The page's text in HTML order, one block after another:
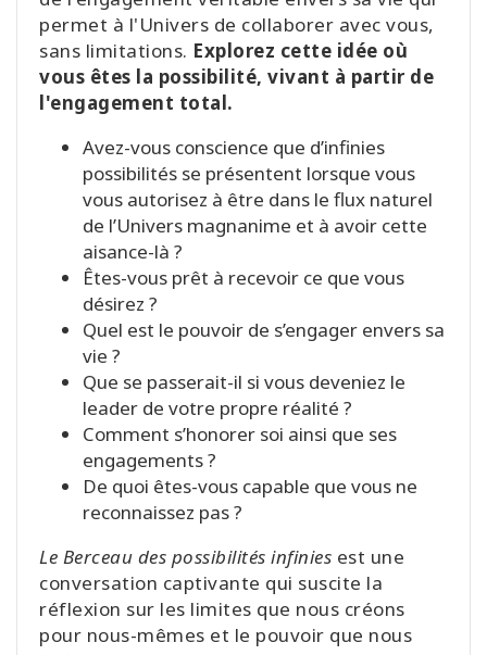
permet à l'Univers de collaborer avec vous,
sans limitations. Explorez cette idée où
vous êtes la possibilité, vivant à partir de
l'engagement total.
Avez-vous conscience que d’infinies
possibilités se présentent lorsque vous
vous autorisez à être dans le flux naturel
de l’Univers magnanime et à avoir cette
aisance-là ?
Êtes-vous prêt à recevoir ce que vous
désirez ?
Quel est le pouvoir de s’engager envers sa
vie ?
Que se passerait-il si vous deveniez le
leader de votre propre réalité ?
Comment s’honorer soi ainsi que ses
engagements ?
De quoi êtes-vous capable que vous ne
reconnaissez pas ?
Le Berceau des possibilités infinies est une
conversation captivante qui suscite la
réflexion sur les limites que nous créons
pour nous-mêmes et le pouvoir que nous